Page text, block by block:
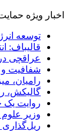
اخبار ویژه
توسعه
قالیباف:
عراقچی
شفافیت و
رامیان،
گالیکش،
روایت یک
وزیر
ریل‌گذاری